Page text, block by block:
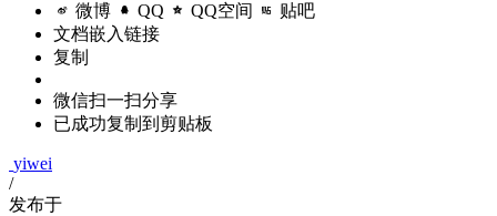
微博 QQ QQ空间 贴吧
文档嵌入链接
复制
微信扫一扫分享
已成功复制到剪贴板
yiwei
/
发布于